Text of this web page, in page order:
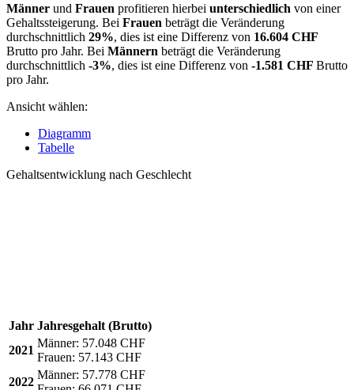
Männer und Frauen profitieren hierbei unterschiedlich von einer
Gehaltssteigerung. Bei Frauen beträgt die Veränderung
durchschnittlich 29%, dies ist eine Differenz von 16.604 CHF
Brutto pro Jahr. Bei Männern beträgt die Veränderung
durchschnittlich -3%, dies ist eine Differenz von -1.581 CHF Brutto
pro Jahr.
Ansicht wählen:
Diagramm
Tabelle
Gehaltsentwicklung nach Geschlecht
Jahr Jahresgehalt (Brutto)
2021
Männer: 57.048 CHF
Frauen: 57.143 CHF
2022
Männer: 57.778 CHF